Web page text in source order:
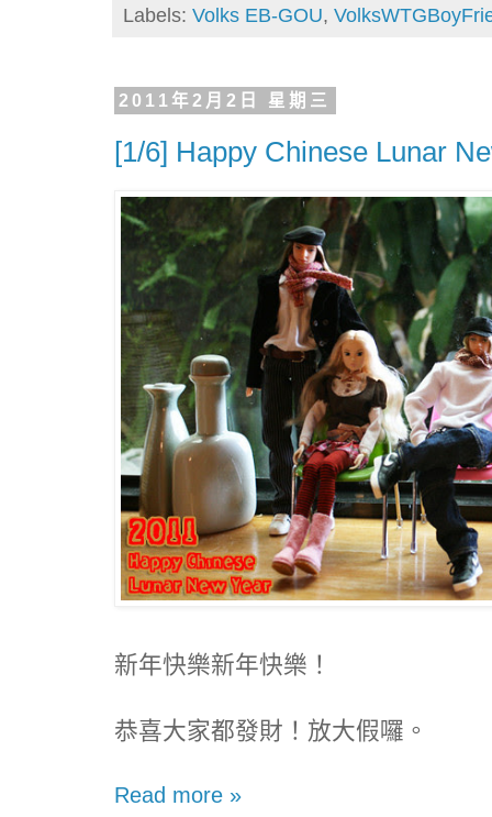
Labels: Volks EB-GOU,
2011年2月2日 星期三
[1/6] Happy Chinese Lunar
新年快樂新年快樂！
恭喜大家都發財！放大假囉。
Read more »